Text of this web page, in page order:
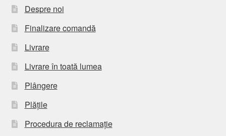
Despre noi
Finalizare comandă
Livrare
Livrare în toată lumea
Plângere
Plățile
Procedura de reclamație